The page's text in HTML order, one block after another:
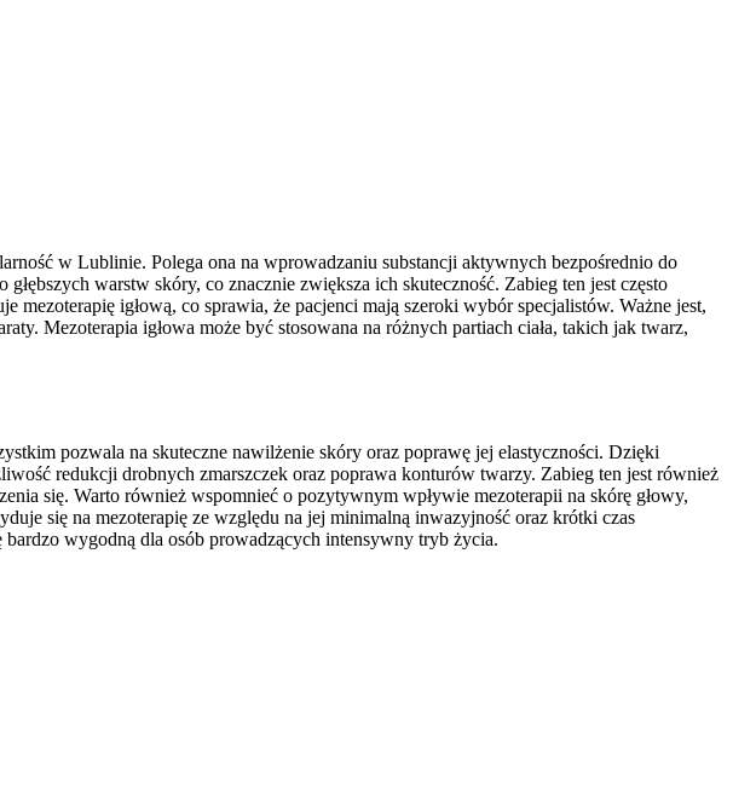
w Lublinie. Polega ona na wprowadzaniu substancji aktywnych bezpośrednio do
warstw skóry, co znacznie zwiększa ich skuteczność. Zabieg ten jest często
igłową, co sprawia, że pacjenci mają szeroki wybór specjalistów. Ważne jest,
Mezoterapia igłowa może być stosowana na różnych partiach ciała, takich jak twarz,
pozwala na skuteczne nawilżenie skóry oraz poprawę jej elastyczności. Dzięki
redukcji drobnych zmarszczek oraz poprawa konturów twarzy. Zabieg ten jest również
się. Warto również wspomnieć o pozytywnym wpływie mezoterapii na skórę głowy,
się na mezoterapię ze względu na jej minimalną inwazyjność oraz krótki czas
wygodną dla osób prowadzących intensywny tryb życia.